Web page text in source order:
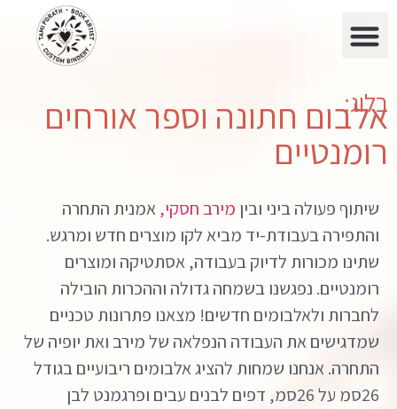
בלוג:
אלבום חתונה וספר אורחים
רומנטיים
שיתוף פעולה ביני ובין מירב חסקי,אמנית התחרה
והתפירה בעבודת-יד מביא לקו מוצרים חדש ומרגש.
שתינו מכורות לדיוק בעבודה, אסתטיקה ומוצרים
רומנטיים. נפגשנו בשמחה גדולה וההכרות הובילה
לחברות ולאלבומים חדשים! מצאנו פתרונות טכניים
שמדגישים את העבודה הנפלאה של מירב ואת יופיה של
התחרה. אנחנו שמחות להציג אלבומים ריבועיים בגודל
26סמ על 26סמ, דפים לבנים עבים ופרגמנט לבן